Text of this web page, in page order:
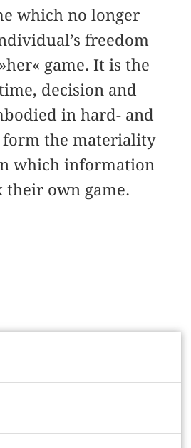
which no longer
freedom
game. It is the
decision and
in hard- and
form the materiality
which information
their own game.